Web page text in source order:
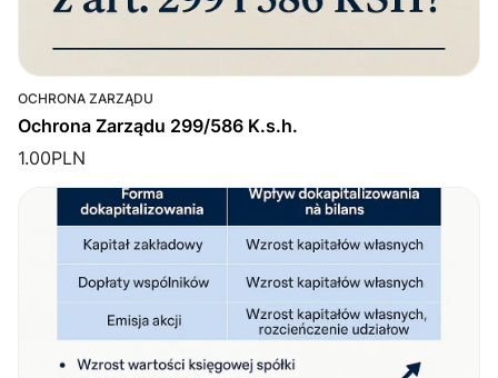
OCHRONA ZARZĄDU
Ochrona Zarządu 299/586 K.s.h.
1.00PLN